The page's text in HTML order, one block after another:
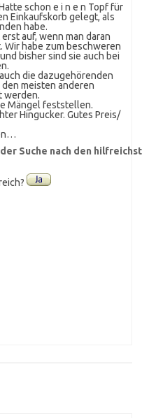
schon e i n e n Topf für
Einkaufskorb gelegt, als
habe.
auf, wenn man daran
Wir habe zum beschweren
bisher sind sie auch bei
die dazugehörenden
meisten anderen
werden.
Mängel feststellen.
Hingucker. Gutes Preis/
Suche nach den